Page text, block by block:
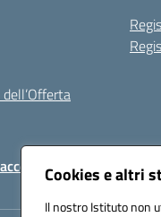
Cookies e altri
Il nostro Istituto non
Note legali